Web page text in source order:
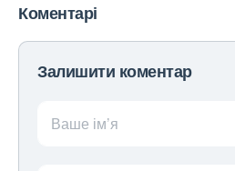
Коментарі
Залишити коментар
Ваше ім’я